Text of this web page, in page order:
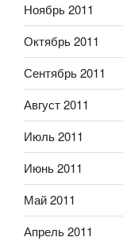
Ноябрь 2011
Октябрь 2011
Сентябрь 2011
Август 2011
Июль 2011
Июнь 2011
Май 2011
Апрель 2011